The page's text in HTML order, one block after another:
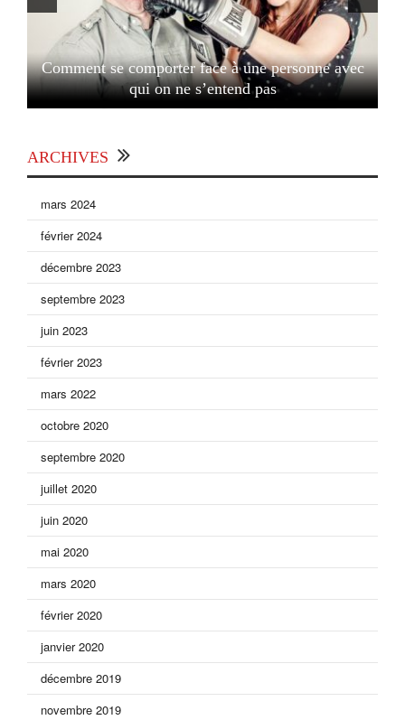
Comment se comporter face à une personne avec
qui on ne s’entend pas
ARCHIVES
mars 2024
février 2024
décembre 2023
septembre 2023
juin 2023
février 2023
mars 2022
octobre 2020
septembre 2020
juillet 2020
juin 2020
mai 2020
mars 2020
février 2020
janvier 2020
décembre 2019
novembre 2019